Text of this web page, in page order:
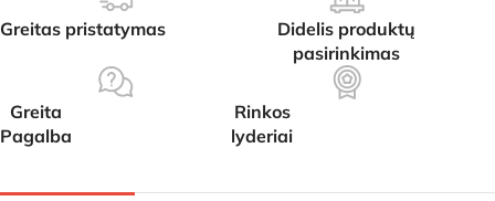
Greitas pristatymas
Didelis produktų
pasirinkimas
Greita
Pagalba
Rinkos
lyderiai